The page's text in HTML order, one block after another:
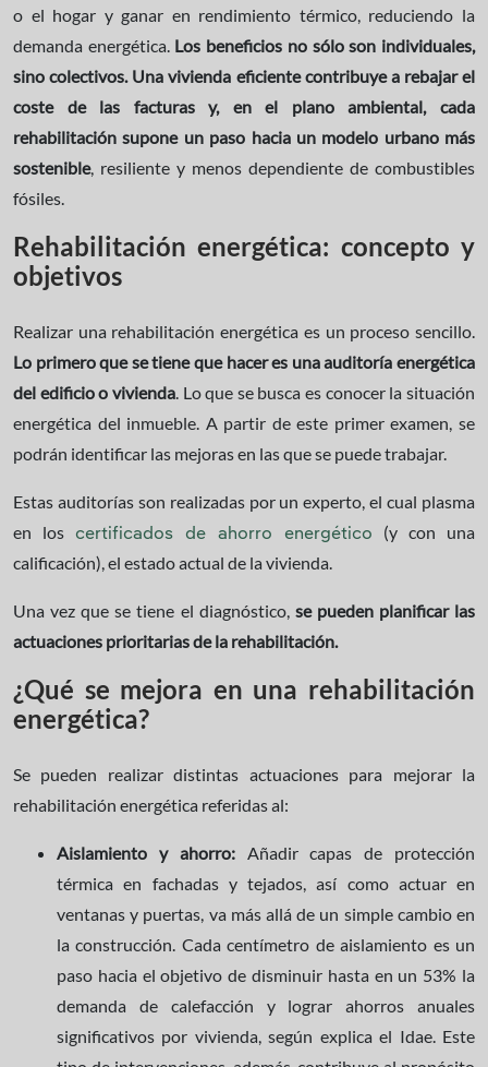
o el hogar y ganar en rendimiento térmico, reduciendo la
demanda energética. Los beneficios no sólo son individuales,
sino colectivos. Una vivienda eficiente contribuye a rebajar el
coste de las facturas y, en el plano ambiental, cada
rehabilitación supone un paso hacia un modelo urbano más
sostenible, resiliente y menos dependiente de combustibles
fósiles.
Rehabilitación energética: concepto y
objetivos
Realizar una rehabilitación energética es un proceso sencillo.
Lo primero que se tiene que hacer es una auditoría energética
del edificio o vivienda. Lo que se busca es conocer la situación
energética del inmueble. A partir de este primer examen, se
podrán identificar las mejoras en las que se puede trabajar.
Estas auditorías son realizadas por un experto, el cual plasma
en los
certificados de ahorro energético
(y con una
calificación), el estado actual de la vivienda.
Una vez que se tiene el diagnóstico, se pueden planificar las
actuaciones prioritarias de la rehabilitación.
¿Qué se mejora en una rehabilitación
energética?
Se pueden realizar distintas actuaciones para mejorar la
rehabilitación energética referidas al:
Aislamiento y ahorro: Añadir capas de protección
térmica en fachadas y tejados, así como actuar en
ventanas y puertas, va más allá de un simple cambio en
la construcción. Cada centímetro de aislamiento es un
paso hacia el objetivo de disminuir hasta en un 53% la
demanda de calefacción y lograr ahorros anuales
significativos por vivienda, según explica el Idae. Este